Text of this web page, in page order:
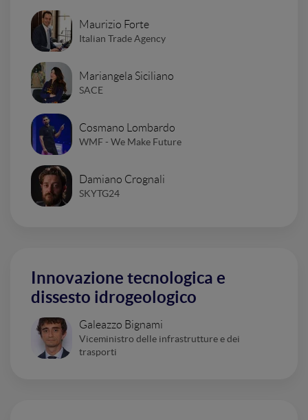
Maurizio Forte
Italian Trade Agency
Mariangela Siciliano
SACE
Cosmano Lombardo
WMF - We Make Future
Damiano Crognali
SKYTG24
Innovazione tecnologica e
dissesto idrogeologico
Galeazzo Bignami
Viceministro delle infrastrutture e dei
trasporti